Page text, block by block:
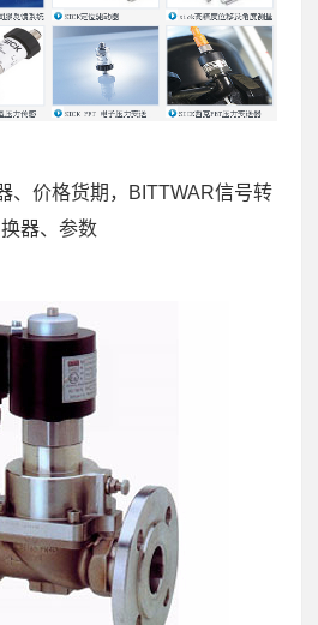
、价格货期，BITTWAR信号转
换器、参数